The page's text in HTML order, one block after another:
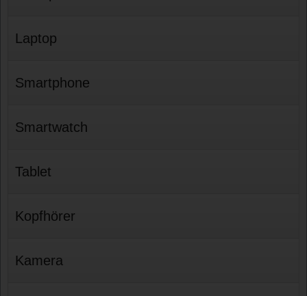
Laptop
Smartphone
Smartwatch
Tablet
Kopfhörer
Kamera